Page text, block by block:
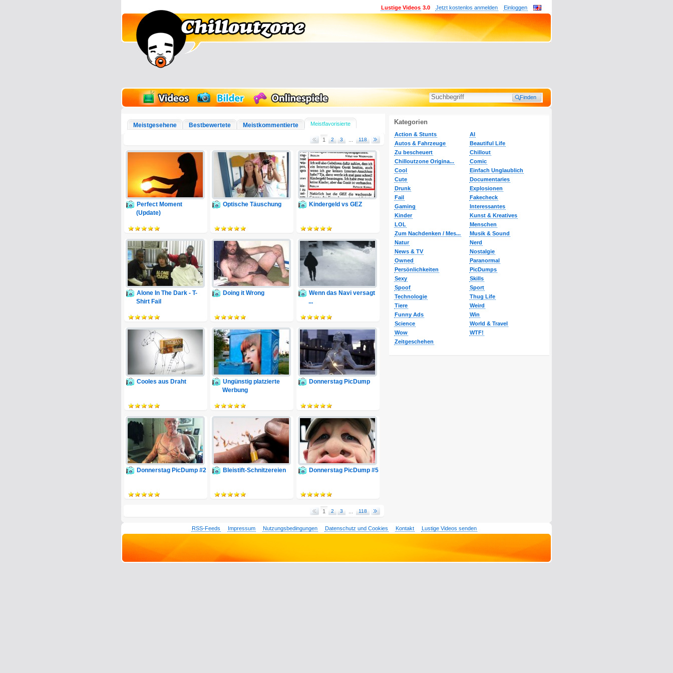
Einloggen
Jetzt kostenlos anmelden
Lustige Videos 3.0
Meistgesehene Bestbewertete Meistkommentierte Meistfavorisierte
1 2 3 118
Perfect Moment
(Update)
Optische Täuschung Kindergeld vs GEZ
Alone In The Dark - T-
Shirt Fail
Doing it Wrong
Wenn das Navi versagt
...
Cooles aus Draht
Ungünstig platzierte
Werbung
Donnerstag PicDump
Donnerstag PicDump #2 Bleistift-Schnitzereien Donnerstag PicDump #5
1 2 3 118
Kategorien
Action & Stunts
AI
Autos & Fahrzeuge
Beautiful Life
Zu bescheuert
Chillout
Chilloutzone Origina...
Comic
Cool
Einfach Unglaublich
Cute
Documentaries
Drunk
Explosionen
Fail
Fakecheck
Gaming
Interessantes
Kinder
Kunst & Kreatives
LOL
Menschen
Zum Nachdenken / Mes...
Musik & Sound
Natur
Nerd
News & TV
Nostalgie
Owned
Paranormal
Persönlichkeiten
PicDumps
Sexy
Skills
Spoof
Sport
Technologie
Thug Life
Tiere
Weird
Funny Ads
Win
Science
World & Travel
Wow
WTF!
Zeitgeschehen
RSS-Feeds Impressum Nutzungsbedingungen Datenschutz und Cookies Kontakt Lustige Videos senden